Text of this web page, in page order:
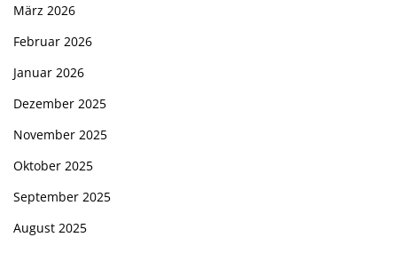
März 2026
Februar 2026
Januar 2026
Dezember 2025
November 2025
Oktober 2025
September 2025
August 2025